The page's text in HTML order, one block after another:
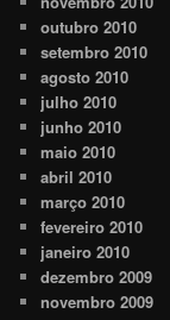
outubro 2010
setembro 2010
agosto 2010
julho 2010
junho 2010
maio 2010
abril 2010
março 2010
fevereiro 2010
janeiro 2010
dezembro 2009
novembro 2009